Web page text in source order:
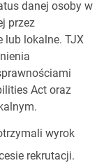
danej osoby w
przez
lub lokalne. TJX
Act oraz
wyrok
rekrutacji.